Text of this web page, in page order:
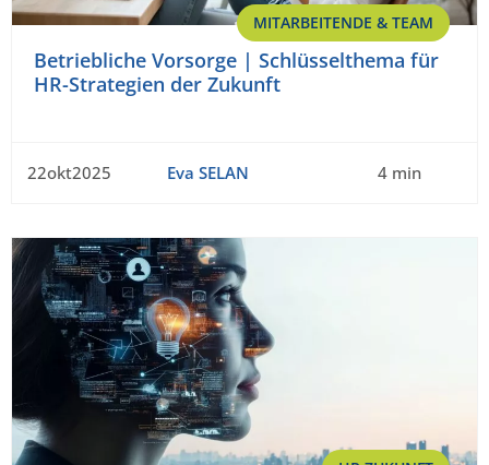
MITARBEITENDE & TEAM
Betriebliche Vorsorge | Schlüsselthema für
HR-Strategien der Zukunft
22okt2025 Eva SELAN 4 min